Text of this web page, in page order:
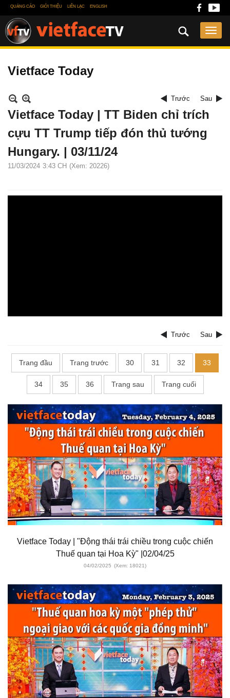
QUẢNG CÁO GIỚI THIỆU LIÊN LẠC ENGLISH
Vietface Today
Trước Sau
Vietface Today | TT Biden chỉ trích
cựu TT Trump tiếp đón thủ tướng
Hungary. | 03/11/24
11/03/2024 3:43 CH (Xem: 20226)
Trước Sau
Trang đầu Trang trước 30 31 32 33
34 35 36 Trang sau Trang cuối
Vietface Today | "Động thái trái chiều trong cuộc chiến
Thuế quan tại Hoa Kỳ" |02/04/25
04/02/2025 (Xem: 18021)